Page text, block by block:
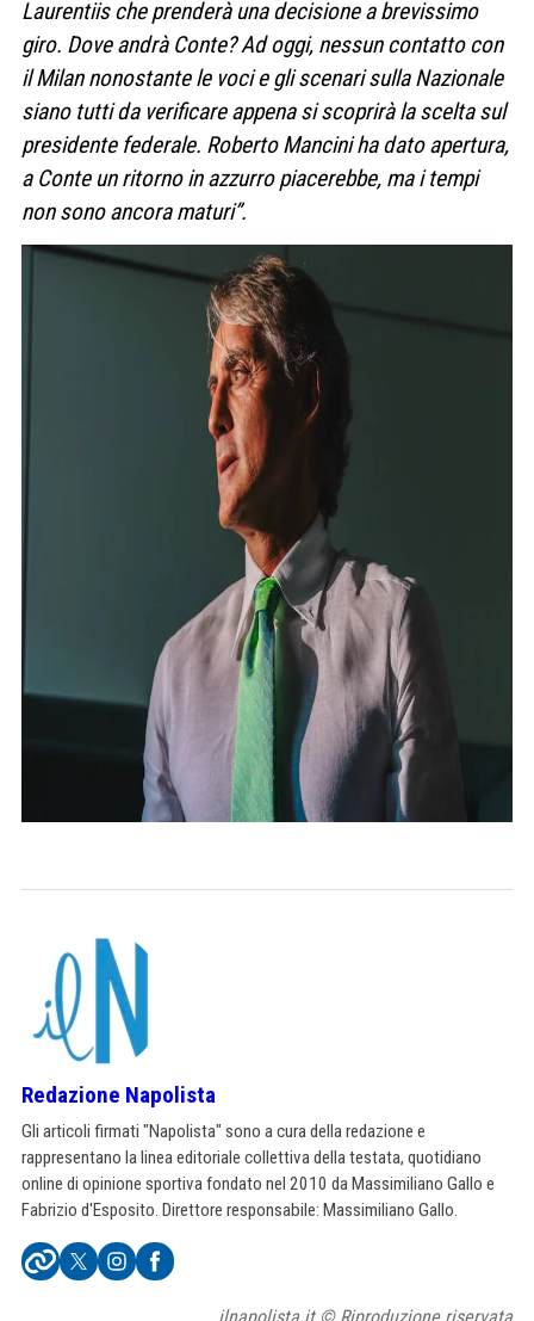
Laurentiis che prenderà una decisione a brevissimo
giro. Dove andrà Conte? Ad oggi, nessun contatto con
il Milan nonostante le voci e gli scenari sulla Nazionale
siano tutti da verificare appena si scoprirà la scelta sul
presidente federale. Roberto Mancini ha dato apertura,
a Conte un ritorno in azzurro piacerebbe, ma i tempi
non sono ancora maturi”.
Redazione Napolista
Gli articoli firmati "Napolista" sono a cura della redazione e
rappresentano la linea editoriale collettiva della testata, quotidiano
online di opinione sportiva fondato nel 2010 da Massimiliano Gallo e
Fabrizio d'Esposito. Direttore responsabile: Massimiliano Gallo.